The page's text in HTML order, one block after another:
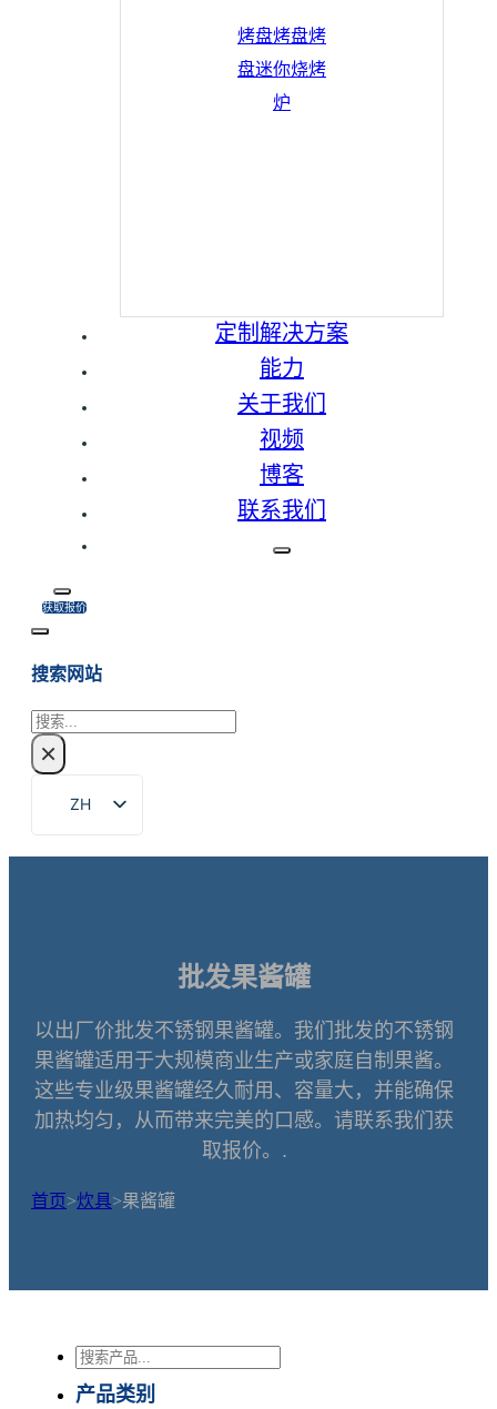
烤盘烤盘烤
盘迷你烧烤
炉
定制解决方案
能力
关于我们
视频
博客
联系我们
获取报价
搜索网站
搜
索×
ZH
EN
PT
AR
JA
KO
批发果酱罐
以出厂价批发不锈钢果酱罐。我们批发的不锈钢
果酱罐适用于大规模商业生产或家庭自制果酱。
这些专业级果酱罐经久耐用、容量大，并能确保
加热均匀，从而带来完美的口感。请联系我们获
取报价。.
首页>炊具>果酱罐
搜
索
产品类别